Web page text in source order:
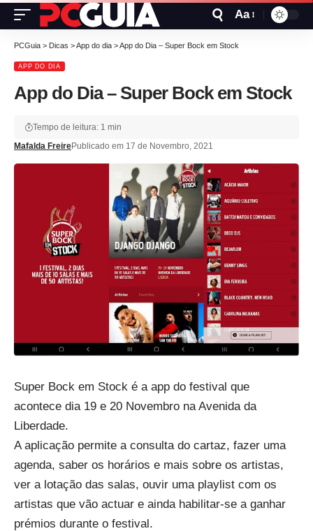
Aa
PCGuia > Dicas >App do dia >App do Dia – Super Bock em Stock
APP DO DIA
App do Dia – Super Bock em Stock
Mafalda FreirePublicado em 17 de Novembro, 2021
Tempo de leitura: 1 min
Super Bock em Stock é a app do festival que
acontece dia 19 e 20 Novembro na Avenida da
Liberdade.
A aplicação permite a consulta do cartaz, fazer uma
agenda, saber os horários e mais sobre os artistas,
ver a lotação das salas, ouvir uma playlist com os
artistas que vão actuar e ainda habilitar-se a ganhar
prémios durante o festival.